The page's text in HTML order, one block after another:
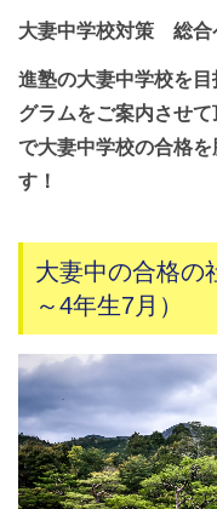
大妻中学校対策 総合
進塾の大妻中学校を
グラムをご案内させ
で大妻中学校の合格
す！
大妻中の合格の
～4年生7月）